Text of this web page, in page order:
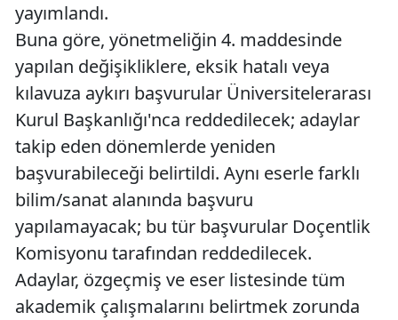
yayımlandı.
Buna göre, yönetmeliğin 4. maddesinde
yapılan değişikliklere, eksik hatalı veya
kılavuza aykırı başvurular Üniversitelerarası
Kurul Başkanlığı'nca reddedilecek; adaylar
takip eden dönemlerde yeniden
başvurabileceği belirtildi. Aynı eserle farklı
bilim/sanat alanında başvuru
yapılamayacak; bu tür başvurular Doçentlik
Komisyonu tarafından reddedilecek.
Adaylar, özgeçmiş ve eser listesinde tüm
akademik çalışmalarını belirtmek zorunda